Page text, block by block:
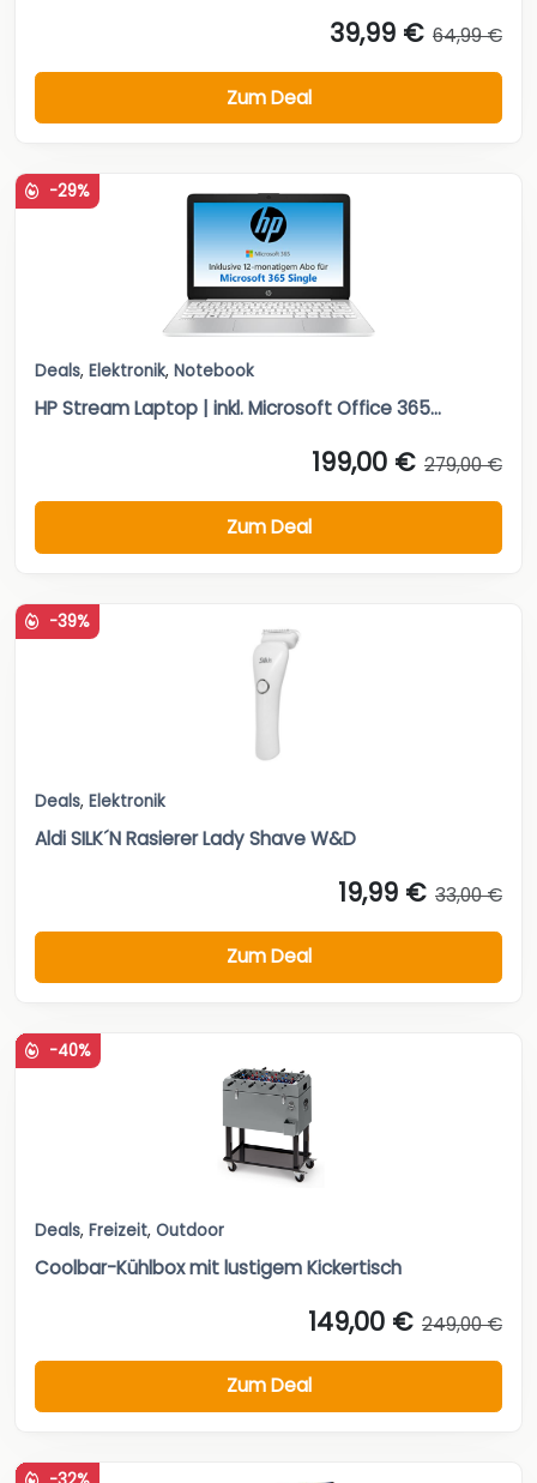
39,99 € 64,99 €
Zum Deal
-29%
Deals, Elektronik, Notebook
HP Stream Laptop | inkl. Microsoft Office 365...
199,00 € 279,00 €
Zum Deal
-39%
Deals, Elektronik
Aldi SILK´N Rasierer Lady Shave W&D
19,99 € 33,00 €
Zum Deal
-40%
Deals, Freizeit, Outdoor
Coolbar-Kühlbox mit lustigem Kickertisch
149,00 € 249,00 €
Zum Deal